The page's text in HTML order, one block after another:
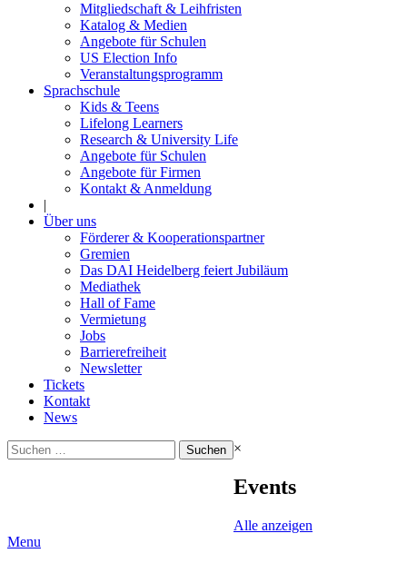
Mitgliedschaft & Leihfristen
Katalog & Medien
Angebote für Schulen
US Election Info
Veranstaltungsprogramm
Sprachschule
Kids & Teens
Lifelong Learners
Research & University Life
Angebote für Schulen
Angebote für Firmen
Kontakt & Anmeldung
|
Über uns
Förderer & Kooperationspartner
Gremien
Das DAI Heidelberg feiert Jubiläum
Mediathek
Hall of Fame
Vermietung
Jobs
Barrierefreiheit
Newsletter
Tickets
Kontakt
News
Suchen
nach:
×
Events
Alle anzeigen
Menu